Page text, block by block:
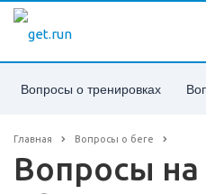
Вопросы о тренировках
Главная Вопросы о беге
Вопросы на